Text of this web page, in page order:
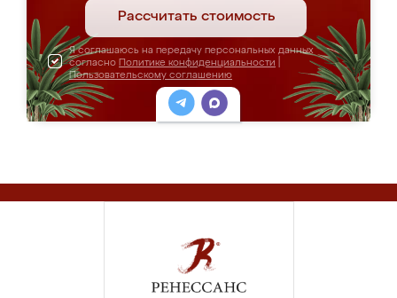
Рассчитать стоимость
Я соглашаюсь на передачу персональных данных
согласно Политике конфиденциальности
Пользовательскому соглашению